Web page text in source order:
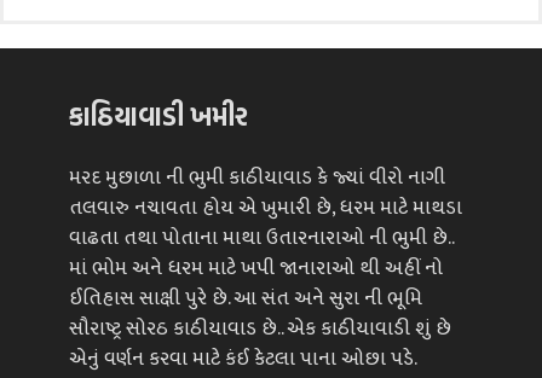
કાઠિયાવાડી ખમીર
મરદ મુછાળા ની ભુમી કાઠીયાવાડ કે જ્યાં વીરો નાગી
તલવારુ નચાવતા હોય એ ખુમારી છે, ધરમ માટે માથડા
વાઢતા તથા પોતાના માથા ઉતારનારાઓ ની ભુમી છે..
માં ભોમ અને ધરમ માટે ખપી જાનારાઓ થી અહીં નો
ઈતિહાસ સાક્ષી પુરે છે. આ સંત અને સુરા ની ભૂમિ
સૌરાષ્ટ્ર સોરઠ કાઠીયાવાડ છે.. એક કાઠીયાવાડી શું છે
એનું વર્ણન કરવા માટે કંઈ કેટલા પાના ઓછા પડે.